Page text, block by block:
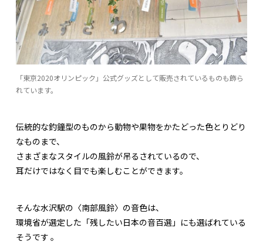
「東京2020オリンピック」公式グッズとして販売されているものも飾ら
れています。
伝統的な釣鐘型のものから動物や果物をかたどった色とりどり
なものまで、
さまざまなスタイルの風鈴が吊るされているので、
耳だけではなく目でも楽しむことができます。
そんな水沢駅の〈南部風鈴〉の音色は、
環境省が選定した「残したい日本の音百選」にも選ばれている
そうです 。